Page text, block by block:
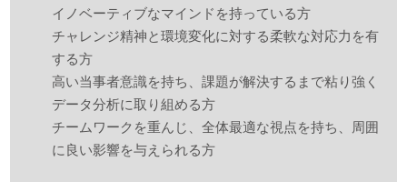
イノベーティブなマインドを持っている方
チャレンジ精神と環境変化に対する柔軟な対応力を有
する方
高い当事者意識を持ち、課題が解決するまで粘り強く
データ分析に取り組める方
チームワークを重んじ、全体最適な視点を持ち、周囲
に良い影響を与えられる方